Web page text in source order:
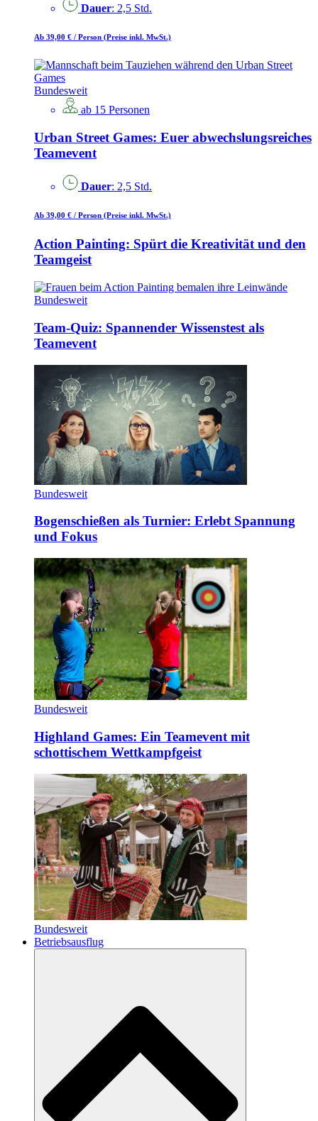
Dauer: 2,5 Std.
Ab 39,00 € / Person (Preise inkl. MwSt.)
Bundesweit
ab 15 Personen
Urban Street Games: Euer abwechslungsreiches
Teamevent
Dauer: 2,5 Std.
Ab 39,00 € / Person (Preise inkl. MwSt.)
Action Painting: Spürt die Kreativität und den
Teamgeist
Bundesweit
Team-Quiz: Spannender Wissenstest als
Teamevent
Bundesweit
Bogenschießen als Turnier: Erlebt Spannung
und Fokus
Bundesweit
Highland Games: Ein Teamevent mit
schottischem Wettkampfgeist
Bundesweit
Betriebsausflug